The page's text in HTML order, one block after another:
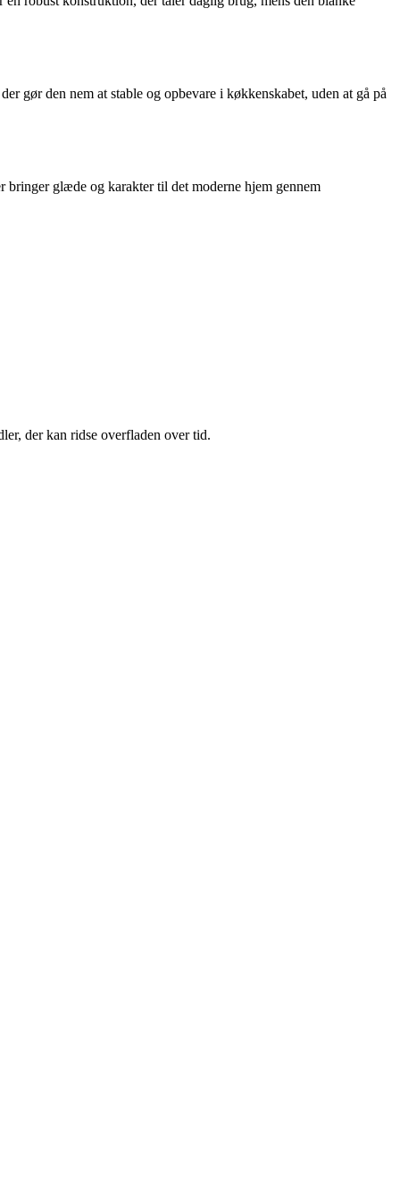
gør den nem at stable og opbevare i køkkenskabet, uden at gå på
bringer glæde og karakter til det moderne hjem gennem
der kan ridse overfladen over tid.